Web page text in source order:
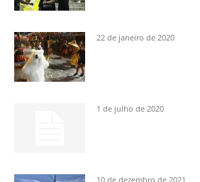
22 de janeiro de 2020
1 de julho de 2020
10 de dezembro de 2021